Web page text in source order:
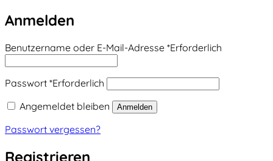
Anmelden
Benutzername oder E-Mail-Adresse *Erforderlich
Passwort *Erforderlich
Angemeldet bleiben
Anmelden
Passwort vergessen?
Registrieren